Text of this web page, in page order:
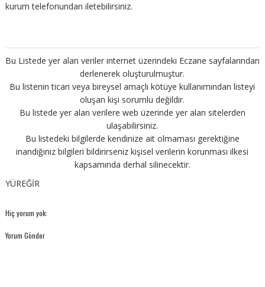
kurum telefonundan iletebilirsiniz.
Bu Listede yer alan veriler internet üzerindeki Eczane sayfalarından
derlenerek oluşturulmuştur.
Bu listenin ticari veya bireysel amaçlı kötüye kullanımından listeyi
oluşan kişi sorumlu değildir.
Bu listede yer alan verilere web üzerinde yer alan sitelerden
ulaşabilirsiniz.
Bu listedeki bilgilerde kendinize ait olmaması gerektiğine
inandığınız bilgileri bildirirseniz kişisel verilerin korunması ilkesi
kapsamında derhal silinecektir.
YÜREĞİR
Hiç yorum yok:
Yorum Gönder